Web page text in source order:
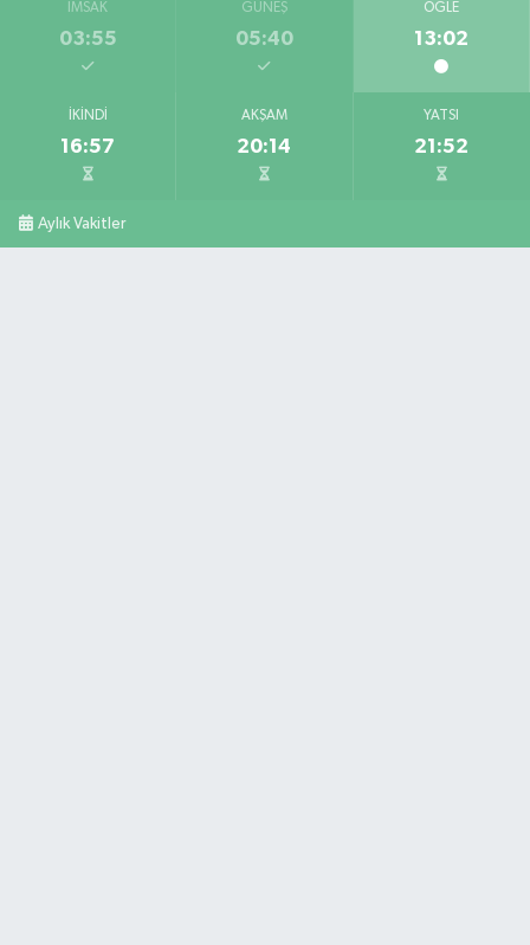
İMSAK
03:55
GÜNEŞ
05:40
ÖĞLE
13:02
İKINDI
16:57
AKŞAM
20:14
YATSI
21:52
Aylık Vakitler